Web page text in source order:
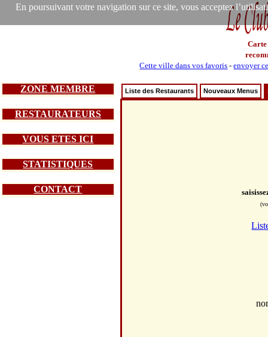
En poursuivant votre navigation sur ce site, vous acceptez
Carte
Cette ville dans vos favoris -envoyer
ZONE MEMBRE
RESTAURATEURS
VOUS ETES ICI
STATISTIQUES
CONTACT
Liste des Restaurants Nouveaux Menus